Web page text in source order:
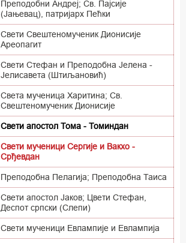
Преподобни Андреј; Св. Пајсије
(Јањевац), патријарх Пећки
Свети Свештеномученик Дионисије
Ареопагит
Свети Стефан и Преподобна Јелена -
Јелисавета (Штиљановић)
Света мученица Харитина; Св.
Свештеномученик Дионисије
Свети апостол Тома - Томиндан
Свети мученици Сергије и Вакхо -
Срђевдан
Преподобна Пелагија; Преподобна Таиса
Свети апостол Јаков; Цвети Стефан,
Деспот српски (Слепи)
Свети мученици Евлампије и Евлампија